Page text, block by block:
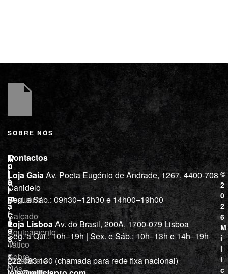
SOBRE NÓS
M
i
l
í
c
i
a
“
D
e
p
L
o
j
a
Vestuário
Calçado
Equipamento
Tático
Cutelaria e
I
n
f
o
r
m
a
ç
õ
e
s
Sobre
Nós
Contactos
Loja GaiaAv. Poeta Eugénio de Andrade, 1267, 4400-708
Canidelo
Seg. a Sáb.: 09h30–12h30 e 14h00–19h00
Loja LisboaAv. do Brasil, 200A, 1700-079 Lisboa
Seg. a Qui.: 10h–19h | Sex. e Sáb.: 10h–13h e 14h–19h
222 083 130 (chamada para rede fixa nacional)
©
2
0
2
6
M
i
l
í
c